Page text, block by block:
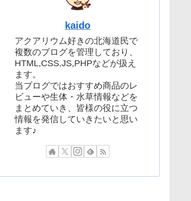
kaido
アクアリウム好きの北海道民で
複数のブログを管理しており、
HTML,CSS,JS,PHPなどが扱え
ます。
当ブログではおすすめ商品のレ
ビューや生体・水草情報などを
まとめていき、皆様の役に立つ
情報を発信していきたいと思い
ます♪